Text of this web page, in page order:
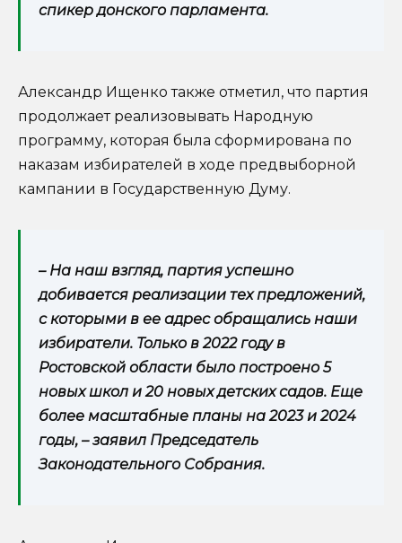
спикер донского парламента.
Александр Ищенко также отметил, что партия
продолжает реализовывать Народную
программу, которая была сформирована по
наказам избирателей в ходе предвыборной
кампании в Государственную Думу.
– На наш взгляд, партия успешно
добивается реализации тех предложений,
с которыми в ее адрес обращались наши
избиратели. Только в 2022 году в
Ростовской области было построено 5
новых школ и 20 новых детских садов. Еще
более масштабные планы на 2023 и 2024
годы, – заявил Председатель
Законодательного Собрания.